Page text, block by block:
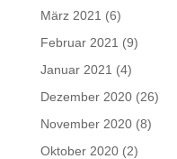
März 2021 (6)
Februar 2021 (9)
Januar 2021 (4)
Dezember 2020(26)
November 2020(8)
Oktober 2020(2)